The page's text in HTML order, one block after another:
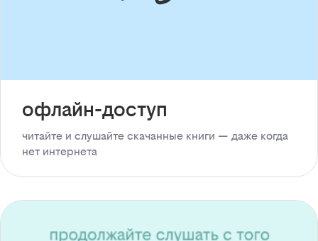
офлайн-доступ
читайте и слушайте скачанные книги — даже когда
нет интернета